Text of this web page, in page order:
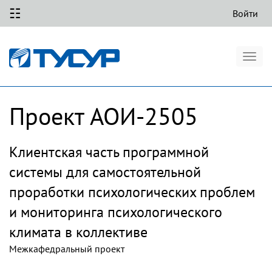
☷ Войти
Проект АОИ-2505
Клиентская часть программной
системы для самостоятельной
проработки психологических проблем
и мониторинга психологического
климата в коллективе
Межкафедральный проект